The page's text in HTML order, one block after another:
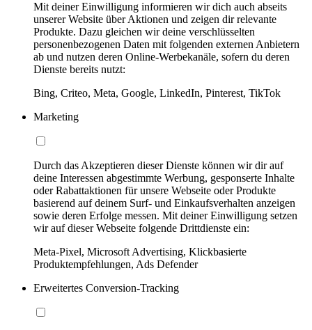
Mit deiner Einwilligung informieren wir dich auch abseits
unserer Website über Aktionen und zeigen dir relevante
Produkte. Dazu gleichen wir deine verschlüsselten
personenbezogenen Daten mit folgenden externen Anbietern
ab und nutzen deren Online-Werbekanäle, sofern du deren
Dienste bereits nutzt:
Bing, Criteo, Meta, Google, LinkedIn, Pinterest, TikTok
Marketing
Durch das Akzeptieren dieser Dienste können wir dir auf
deine Interessen abgestimmte Werbung, gesponserte Inhalte
oder Rabattaktionen für unsere Webseite oder Produkte
basierend auf deinem Surf- und Einkaufsverhalten anzeigen
sowie deren Erfolge messen. Mit deiner Einwilligung setzen
wir auf dieser Webseite folgende Drittdienste ein:
Meta-Pixel, Microsoft Advertising, Klickbasierte
Produktempfehlungen, Ads Defender
Erweitertes Conversion-Tracking